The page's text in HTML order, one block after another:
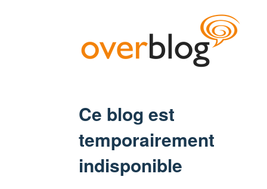
Ce blog est
temporairement
indisponible